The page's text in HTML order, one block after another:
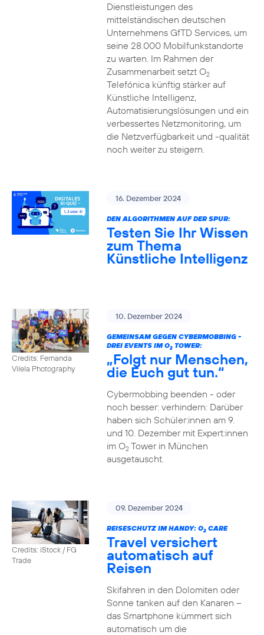
Dienstleistungen des
mittelständischen deutschen
Unternehmens GfTD Services, um
seine 28.000 Mobilfunkstandorte
zu warten. Im Rahmen der
Zusammenarbeit setzt O2
Telefónica künftig stärker auf
Künstliche Intelligenz,
Automatisierungslösungen und ein
verbessertes Netzmonitoring, um
die Netzverfügbarkeit und -qualität
noch weiter zu steigern.
16. Dezember 2024
DEN ALGORITHMEN AUF DER SPUR:
Testen Sie Ihr Wissen
zum Thema
Künstliche Intelligenz
Credits: Fernanda
Vilela Photography
10. Dezember 2024
GEMEINSAM GEGEN CYBERMOBBING -
DREI EVENTS IM O2TOWER:
„Folgt nur Menschen,
die Euch gut tun.“
Cybermobbing beenden - oder
noch besser: verhindern: Darüber
haben sich Schüler:innen am 9.
und 10. Dezember mit Expert:innen
im O2Tower in München
ausgetauscht.
Credits: iStock / FG
Trade
09. Dezember 2024
REISESCHUTZ IM HANDY: O2CARE
Travel versichert
automatisch auf
Reisen
Skifahren in den Dolomiten oder
Sonne tanken auf den Kanaren –
das Smartphone kümmert sich
automatisch um die